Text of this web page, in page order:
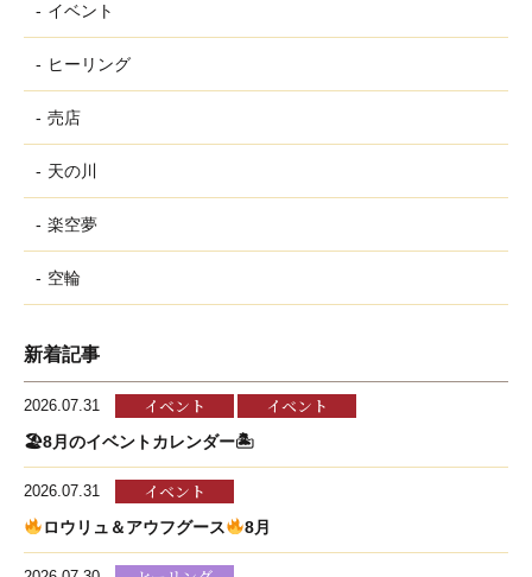
イベント
ヒーリング
売店
天の川
楽空夢
空輪
新着記事
2026.07.31 イベント イベント
🏖8月のイベントカレンダー🏝
2026.07.31 イベント
ロウリュ＆アウフグース 8月